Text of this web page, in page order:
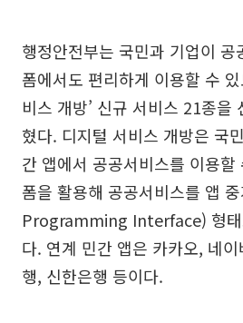
행정안전부는 국민과 기업이 공
폼에서도 편리하게 이용할 수
비스 개방’ 신규 서비스 21종을
혔다. 디지털 서비스 개방은 국
간 앱에서 공공서비스를 이용할
폼을 활용해 공공서비스를 앱
Programming Interface) 형태
다. 연계 민간 앱은 카카오, 네
행, 신한은행 등이다.